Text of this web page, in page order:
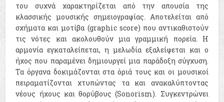
του συχνά χαρακτηρίζεται από την απουσία της
κλασσικής μουσικής σημειογραφίας. Αποτελείται από
σχήματα και μοτίβα (graphic score) που αντικαθιστούν
τις νότες και ακολουθούν μια γραμμική πορεία. Η
αρμονία εγκαταλείπεται, η μελωδία εξαλείφεται και ο
ήχος που παραμένει δημιουργεί μια παράδοξη σύγχυση.
Τα όργανα δοκιμάζονται στα όριά τους και οι μουσικοί
πειραματίζονται χτυπώντας τα και ανακαλύπτοντας
νέους ήχους και θορύβους (Sonorism). Συγκεντρώνει